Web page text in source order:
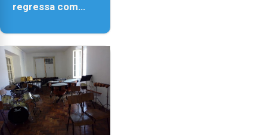
regressa com
acessibilidade